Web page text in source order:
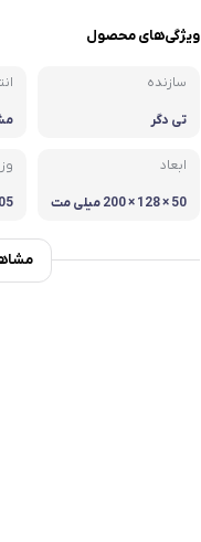
ویژگی‌های محصول
سازنده
تی دگر
ابعاد
50 × 128 × 200 میلی مت
105